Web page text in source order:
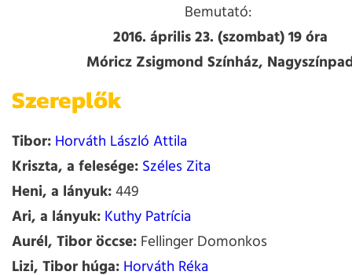
Bemutató:
2016. április 23. (szombat) 19 óra
Móricz Zsigmond Színház,
Szereplők
Tibor:Horváth László Attila
Kriszta, a felesége:Széles Zita
Heni, a lányuk:449
Ari, a lányuk:Kuthy Patrícia
Aurél, Tibor öccse:Fellinger Domonkos
Lizi, Tibor húga:Horváth Réka